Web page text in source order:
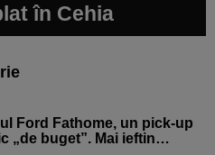
în Cehia
Ford Fathome, un pick-up
„de buget”. Mai ieftin…